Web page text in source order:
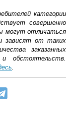
категории
совершенно
могут отличаться
зависят от таких
заказанных
обстоятельств.
.